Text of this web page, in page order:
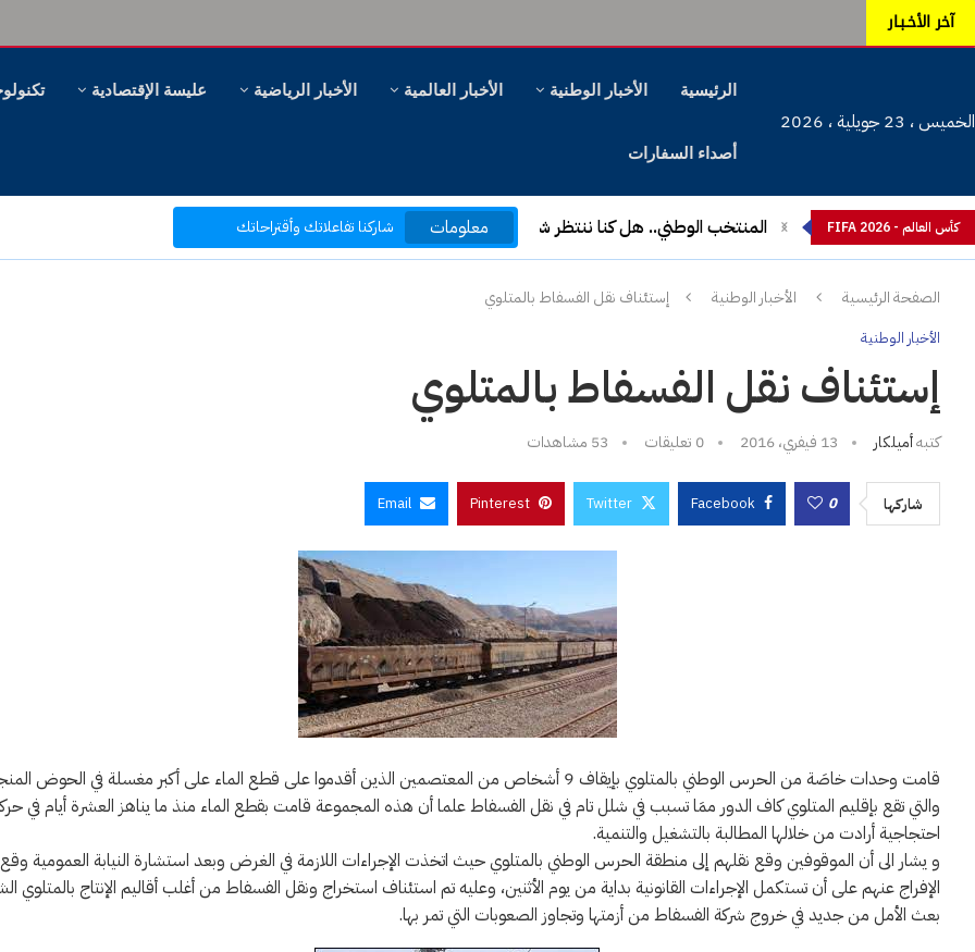
آخر الأخـبـار
الخميس ، 23 جويلية ، 2026
الرئيسية الأخبار الوطنية الأخبار العالمية الأخبار الرياضية عليسة الإقتصادية
أصداء السفارات
كأس العالم - FIFA 2026 المنتخب الوطني.. هل كنا ننتظر شيئا آخر، وهل سنظل ننظر؟
معلومات
بتصفحك موقعنا أنت في قلب الحدث
شاركنا تفاعلاتك وأقتراحاتك
بكم نرتقي إلى ما هو أفضل
الصفحة الرئيسية
الأخبار الوطنية إستئناف نقل الفسفاط بالمتلوي
الأخبار الوطنية
إستئناف نقل الفسفاط بالمتلوي
كتبهأميلكار 13 فيفري، 2016 0 تعليقات 53 مشاهدات
شاركها 0
Facebook
Twitter
Pinterest
Email
قامت وحدات خاصَة من الحرس الوطني بالمتلوي بإيقاف 9 أشخاص من المعتصمين الذين أقدموا على قطع الماء على أكبر مغسلة في الحوض
والتي تقع بإقليم المتلوي كاف الدور ممَا تسبب في شلل تام في نقل الفسفاط علما أن هذه المجموعة قامت بقطع الماء منذ ما يناهز العشرة أيام في
احتجاجية أرادت من خلالها المطالبة بالتشغيل والتنمية.
و يشار الى أن الموقوفين وقع نقلهم إلى منطقة الحرس الوطني بالمتلوي حيث اتخذت الإجراءات اللازمة في الغرض وبعد استشارة النيابة العمومية وقع
الإفراج عنهم على أن تستكمل الإجراءات القانونية بداية من يوم الأثنين، وعليه تم استئناف استخراج ونقل الفسفاط من أغلب أقاليم الإنتاج بالمتلوي
بعث الأمل من جديد في خروج شركة الفسفاط من أزمتها وتجاوز الصعوبات التي تمر بها.